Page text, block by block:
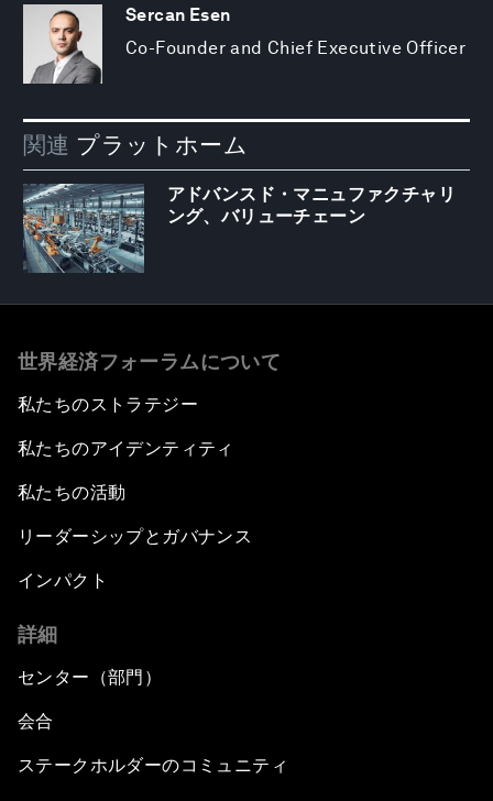
Sercan Esen
Co-Founder and Chief Executive Officer
関連 プラットホーム
アドバンスド・マニュファクチャリ
ング、バリューチェーン
世界経済フォーラムについて
私たちのストラテジー
私たちのアイデンティティ
私たちの活動
リーダーシップとガバナンス
インパクト
詳細
センター（部門）
会合
ステークホルダーのコミュニティ